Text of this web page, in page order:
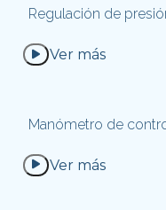
Regulación de
Ver más
Manómetro de
Ver más